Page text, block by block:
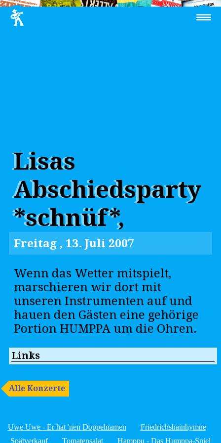
Lisas
Abschiedsparty
*schnüf*,
Freitag , 13. Juli 2007
Wenn das Wetter mitspielt,
marschieren wir dort mit
unseren Instrumenten auf und
hauen den Gästen eine gehörige
Portion HUMPPA um die Ohren.
Links
Alle Konzerte
Uwe Uwe - Er hat 'nen Doppelnamen
Friedrichshainhymne
Spätverkauf
Tomatensalat Hamppu - Das Humppa-Spiel